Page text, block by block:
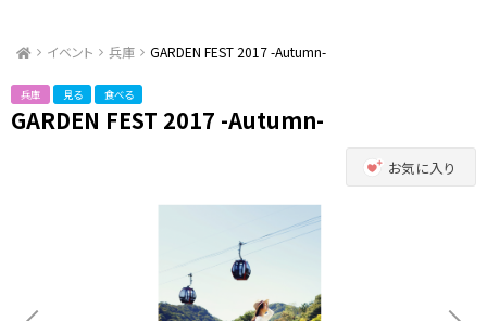
イベント 兵庫 GARDEN FEST 2017 -Autumn-
兵庫 見る 食べる
GARDEN FEST 2017 -Autumn-
お気に入り